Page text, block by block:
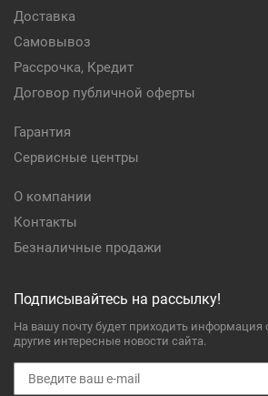
Доставка
Самовывоз
Рассрочка, Кредит
Договор публичной оферты
Гарантия
Сервисные центры
О компании
Контакты
Безналичные продажи
Подписывайтесь на рассылку!
На вашу почту будет приходить информация
другие интересные новости сайта.